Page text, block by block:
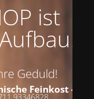
ist
Geduld!
Feinkost -